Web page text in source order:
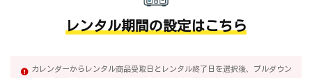
レンタル期間の設定はこちら
カレンダーからレンタル商品受取日とレンタル終了日を選択後、プルダウン